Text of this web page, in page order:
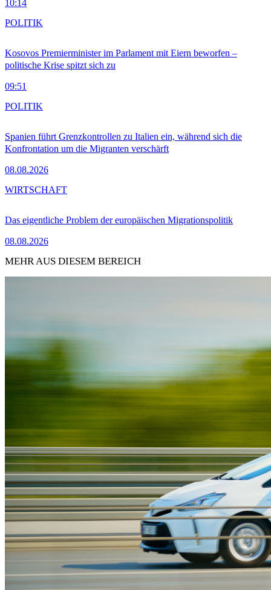
10:14
Kosovos Premierminister im Parlament mit Eiern beworfen –
politische Krise spitzt sich zu
09:51
POLITIK
Spanien führt Grenzkontrollen zu Italien ein, während sich die
Konfrontation um die Migranten verschärft
08.08.2026
POLITIK
Das eigentliche Problem der europäischen Migrationspolitik
08.08.2026
WIRTSCHAFT
MEHR AUS DIESEM BEREICH